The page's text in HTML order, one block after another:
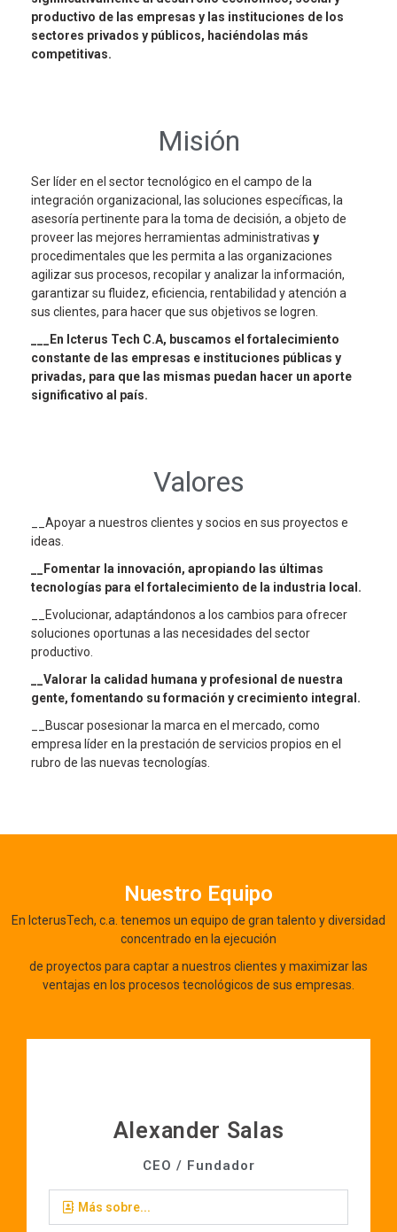
productivo de las empresas y las instituciones de los
sectores privados y públicos, haciéndolas más
competitivas.
Misión
Ser líder en el sector tecnológico en el campo de la
integración organizacional, las soluciones específicas, la
asesoría pertinente para la toma de decisión, a objeto de
proveer las mejores herramientas administrativas y
procedimentales que les permita a las organizaciones
agilizar sus procesos, recopilar y analizar la información,
garantizar su fluidez, eficiencia, rentabilidad y atención a
sus clientes, para hacer que sus objetivos se logren.
___En Icterus Tech C.A, buscamos el fortalecimiento
constante de las empresas e instituciones públicas y
privadas, para que las mismas puedan hacer un aporte
significativo al país.
Valores
__Apoyar a nuestros clientes y socios en sus proyectos e
ideas.
__Fomentar la innovación, apropiando las últimas
tecnologías para el fortalecimiento de la industria local.
__Evolucionar, adaptándonos a los cambios para ofrecer
soluciones oportunas a las necesidades del sector
productivo.
__Valorar la calidad humana y profesional de nuestra
gente, fomentando su formación y crecimiento integral.
__Buscar posesionar la marca en el mercado, como
empresa líder en la prestación de servicios propios en el
rubro de las nuevas tecnologías.
Nuestro Equipo
En IcterusTech, c.a. tenemos un equipo de gran talento y diversidad
concentrado en la ejecución
de proyectos para captar a nuestros clientes y maximizar las
ventajas en los procesos tecnológicos de sus empresas.
Alexander Salas
CEO / Fundador
Más sobre...